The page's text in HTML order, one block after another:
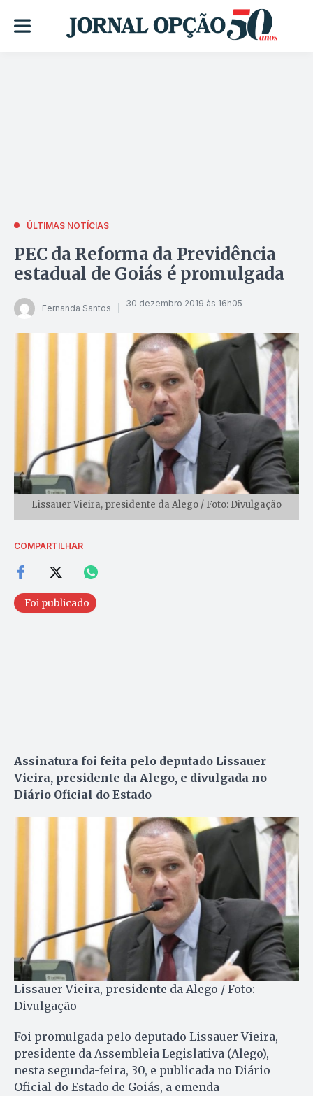
ÚLTIMAS NOTÍCIAS
PEC da Reforma da Previdência
estadual de Goiás é promulgada
Fernanda Santos 30 dezembro 2019 às 16h05
Lissauer Vieira, presidente da Alego / Foto: Divulgação
COMPARTILHAR
Foi publicado
Assinatura foi feita pelo deputado Lissauer
Vieira, presidente da Alego, e divulgada no
Diário Oficial do Estado
Lissauer Vieira, presidente da Alego / Foto:
Divulgação
Foi promulgada pelo deputado Lissauer Vieira,
presidente da Assembleia Legislativa (Alego),
nesta segunda-feira, 30, e publicada no Diário
Oficial do Estado de Goiás, a emenda